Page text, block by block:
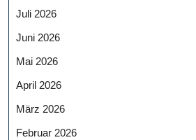
Juli 2026
Juni 2026
Mai 2026
April 2026
März 2026
Februar 2026